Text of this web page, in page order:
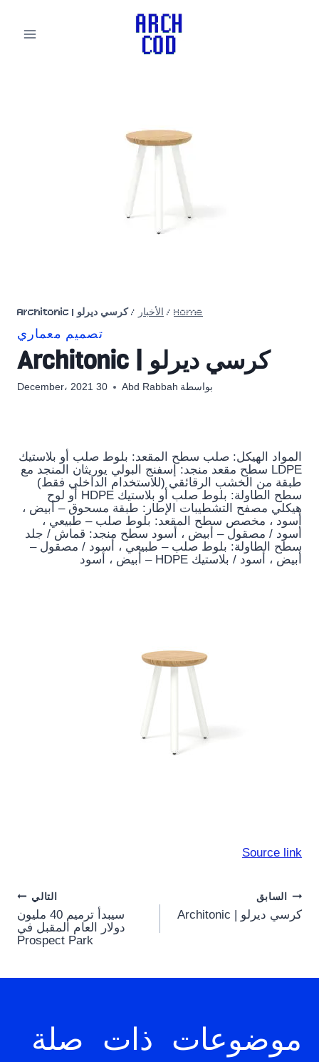
Home
/ الأخبار /كرسي ديرلو | Architonic
تصميم معماري
كرسي ديرلو | Architonic
بواسطة Abd Rabbah 30 December، 2021
المواد الهيكل: صلب سطح المقعد: بلوط صلب أو بلاستيك
LDPE سطح مقعد منجد: إسفنج البولي يوريثان المنجد مع
طبقة من الخشب الرقائقي (للاستخدام الداخلي فقط)
سطح الطاولة: بلوط صلب أو بلاستيك HDPE أو لوح
هيكلي مصفح التشطيبات الإطار: طبقة مسحوق – أبيض ،
أسود ، مخصص سطح المقعد: بلوط صلب – طبيعي ،
أسود / مصقول – أبيض ، أسود سطح منجد: قماش / جلد
سطح الطاولة: بلوط صلب – طبيعي ، أسود / مصقول –
أبيض ، أسود / بلاستيك HDPE – أبيض ، أسود
Source link
Post
السابق
كرسي ديرلو | Architonic
التالي
سيبدأ ترميم 40 مليون
دولار العام المقبل في
Prospect Park
موضوعات ذات صلة